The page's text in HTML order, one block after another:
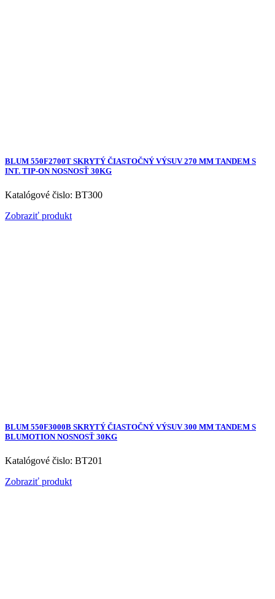
BLUM 550F2700T SKRYTÝ ČIASTOČNÝ VÝSUV 270 MM TANDEM S
INT. TIP-ON NOSNOSŤ 30KG
Katalógové čislo: BT300
Zobraziť produkt
BLUM 550F3000B SKRYTÝ ČIASTOČNÝ VÝSUV 300 MM TANDEM S
BLUMOTION NOSNOSŤ 30KG
Katalógové čislo: BT201
Zobraziť produkt